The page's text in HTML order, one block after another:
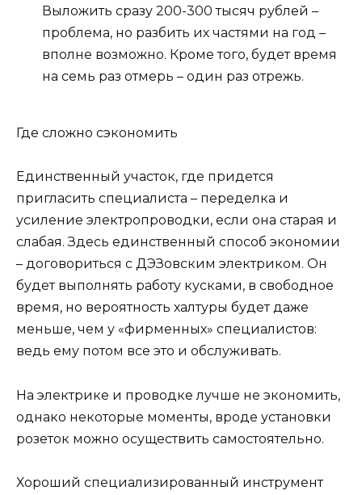
Выложить сразу 200-300 тысяч рублей –
проблема, но разбить их частями на год –
вполне возможно. Кроме того, будет время
на семь раз отмерь – один раз отрежь.
Где сложно сэкономить
Единственный участок, где придется
пригласить специалиста – переделка и
усиление электропроводки, если она старая и
слабая. Здесь единственный способ экономии
– договориться с ДЭЗовским электриком. Он
будет выполнять работу кусками, в свободное
время, но вероятность халтуры будет даже
меньше, чем у «фирменных» специалистов:
ведь ему потом все это и обслуживать.
На электрике и проводке лучше не экономить,
однако некоторые моменты, вроде установки
розеток можно осуществить самостоятельно.
Хороший специализированный инструмент